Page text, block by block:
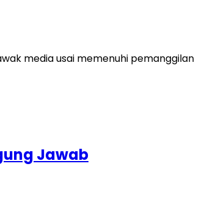
media usai memenuhi pemanggilan
Jawab